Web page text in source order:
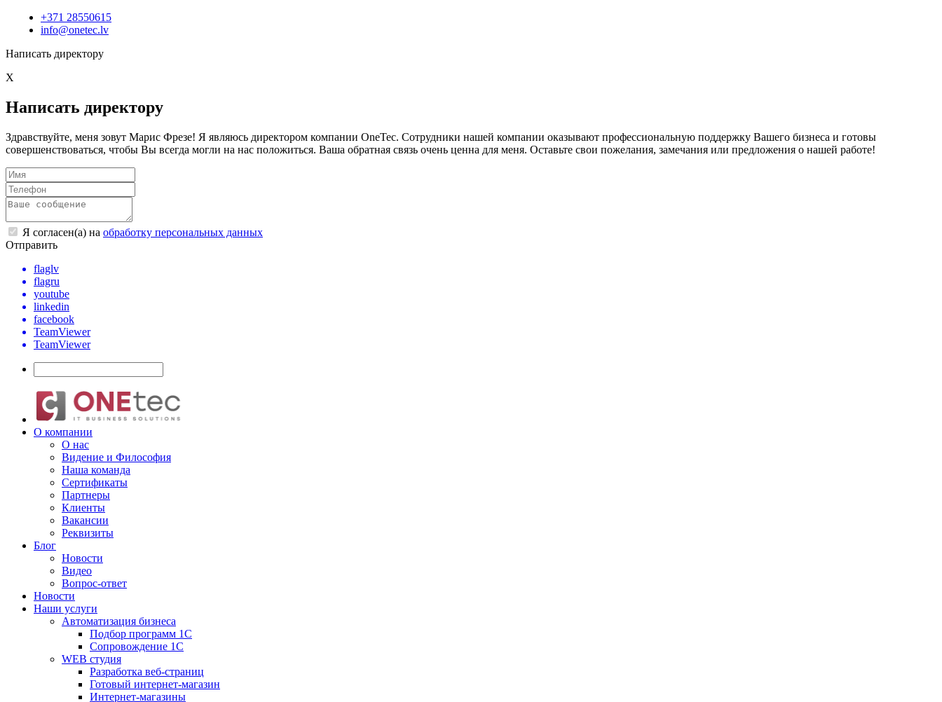
+371 28550615
info@onetec.lv
Написать директору
X
Написать директору
Здравствуйте, меня зовут Марис Фрезе! Я являюсь директором компании OneTec. Сотрудники нашей компании оказывают профессиональную поддержку Вашего бизнеса и готовы
совершенствоваться, чтобы Вы всегда могли на нас положиться. Ваша обратная связь очень ценна для меня. Оставьте свои пожелания, замечания или предложения о нашей работе!
Я согласен(а) на обработку персональных данных
Отправить
flaglv
flagru
youtube
linkedin
facebook
TeamViewer
TeamViewer
О компании
О нас
Видение и Философия
Наша команда
Сертификаты
Партнеры
Клиенты
Вакансии
Реквизиты
Блог
Новости
Видео
Вопрос-ответ
Новости
Наши услуги
Автоматизация бизнеса
Подбор программ 1С
Сопровождение 1С
WEB студия
Разработка веб-страниц
Готовый интернет-магазин
Интернет-магазины